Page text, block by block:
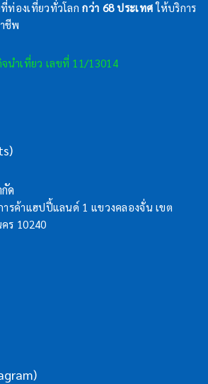
ท่องเที่ยวทั่วโลกกว่า 68 ประเทศให้บริการ
ชีพ
นำเที่ยว เลขที่ 11/13014
ด
รค้าแฮปปี้แลนด์ 1 แขวงคลองจั่น เขต
ร 10240